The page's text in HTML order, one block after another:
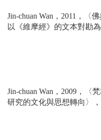
Jin-chuan Wan，2011，
以《維摩經》的文本對勘為
Jin-chuan Wan，2009，〈
研究的文化與思想轉向〉，